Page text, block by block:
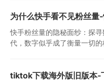
为什么快手看不见粉丝量
快手粉丝量的隐秘面纱：探
代，数字似乎成了衡量一切
tiktok下载海外版旧版本-